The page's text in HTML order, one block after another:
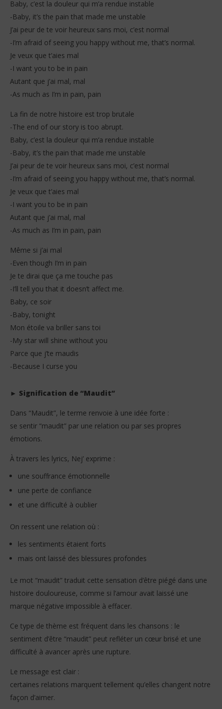
Baby, c’est la douleur qui m’a rendue instable
-Baby, it’s the pain that made me unstable
J’ai peur de te voir heureux sans moi, c’est normal
-I’m afraid of seeing you happy without me, that’s normal.
Je veux que t’aies mal
-I want you to be in pain
Autant que j’ai mal, mal
-As much as I’m in pain, pain
La fin de notre histoire est trop brutale
-The end of our story is too abrupt.
Baby, c’est la douleur qui m’a rendue instable
-Baby, it’s the pain that made me unstable
J’ai peur de te voir heureux sans moi, c’est normal
-I’m afraid of seeing you happy without me, that’s normal.
Je veux que t’aies mal
-I want you to be in pain
Autant que j’ai mal, mal
-As much as I’m in pain, pain
Même si j’ai mal
-Even though I’m in pain
Je te dirai que ça me touche pas
-I’ll tell you that it doesn’t affect me.
Baby, ce soir
-Baby, tonight
Mon étoile va briller sans toi
-My star will shine without you
Parce que j’te maudis
-Because I curse you
► Signification de “Maudit”
Dans “Maudit”, le terme renvoie à une idée forte :
se sentir “maudit” par une relation ou par ses propres
émotions.
À travers les lyrics, Nej’ exprime :
une souffrance émotionnelle
une perte de confiance
et une difficulté à oublier
On ressent une relation où :
les sentiments étaient forts
mais ont laissé des blessures profondes
Le mot “maudit” traduit cette sensation d’être piégé dans une
histoire douloureuse, comme si l’amour avait laissé une
marque négative impossible à effacer.
Ce type de thème est fréquent dans les chansons : le
sentiment d’être “maudit” peut refléter un cœur brisé et une
difficulté à avancer après une rupture.
Le message est clair :
certaines relations marquent tellement qu’elles changent notre
façon d’aimer.